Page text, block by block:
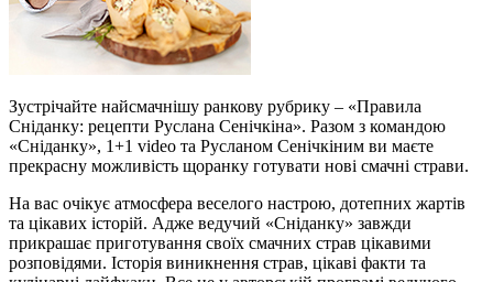
Зустрічайте найсмачнішу ранкову рубрику – «Правила
Сніданку: рецепти Руслана Сенічкіна». Разом з командою
«Сніданку», 1+1 video та Русланом Сенічкіним ви маєте
прекрасну можливість щоранку готувати нові смачні страви.
На вас очікує атмосфера веселого настрою, дотепних жартів
та цікавих історій. Адже ведучий «Сніданку» завжди
прикрашає приготування своїх смачних страв цікавими
розповідями. Історія виникнення страв, цікаві факти та